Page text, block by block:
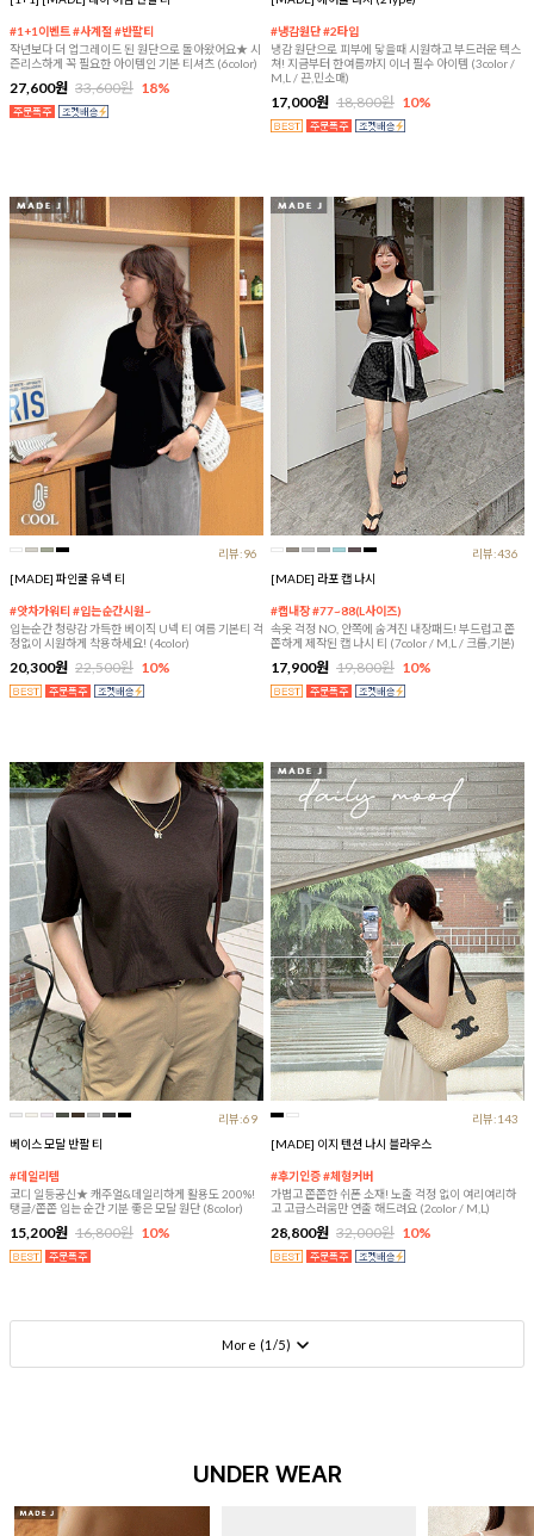
#1+1이벤트 #사계절 #반팔티
작년보다 더 업그레이드 된 원단으로 돌아왔어요★ 시
즌리스하게 꼭 필요한 아이템인 기본 티셔츠 (6color)
27,600원 33,600원 18%
#냉감원단 #2타입
냉감 원단으로 피부에 닿을때 시원하고 부드러운 텍스
쳐! 지금부터 한여름까지 이너 필수 아이템 (3color /
M,L / 끈,민소매)
17,000원 18,800원 10%
리뷰:96
[MADE] 파인쿨 유넥 티
#앗차가워티 #입는순간시원~
입는순간 청량감 가득한 베이직 U넥 티 여름 기본티 걱
정없이 시원하게 착용하세요! (4color)
20,300원 22,500원 10%
리뷰:436
[MADE] 라포 캡 나시
#캡내장 #77~88(L사이즈)
속옷 걱정 NO, 안쪽에 숨겨진 내장패드! 부드럽고 쫀
쫀하게 제작된 캡 나시 티 (7color / M,L / 크롭,기본)
17,900원 19,800원 10%
리뷰:69
베이스 모달 반팔 티
#데일리템
코디 일등공신★ 캐주얼&데일리하게 활용도 200%!
탱글/쫀쫀 입는 순간 기분 좋은 모달 원단 (8color)
15,200원 16,800원 10%
리뷰:143
[MADE] 이지 텐션 나시 블라우스
#후기인증 #체형커버
가볍고 쫀쫀한 쉬폰 소재! 노출 걱정 없이 여리여리하
고 고급스러움만 연출 해드려요 (2color / M,L)
28,800원 32,000원 10%
More (1 /5)
UNDER WEAR